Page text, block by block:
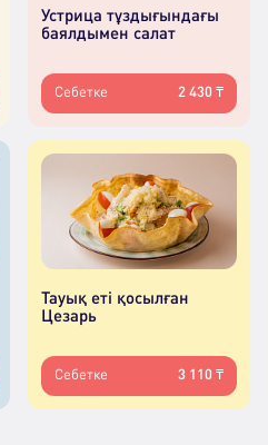
Устрица тұздығындағы
баялдымен салат
Себетке 2 430 ₸
Тауық еті қосылған
Цезарь
Себетке 3 110 ₸